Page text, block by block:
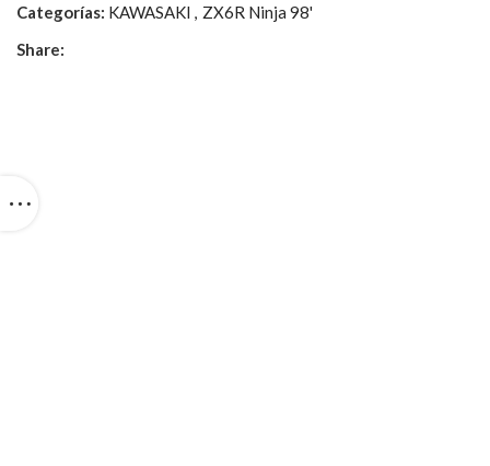
Categorías: KAWASAKI , ZX6R Ninja 98'
Share: